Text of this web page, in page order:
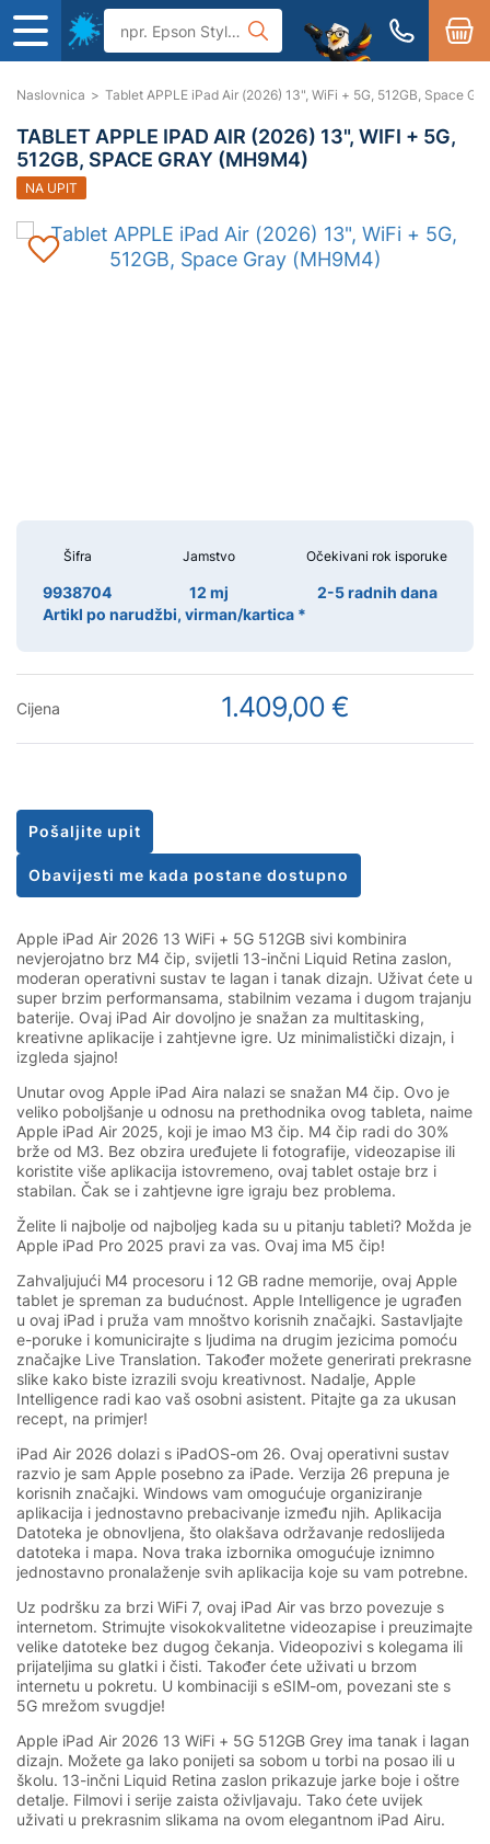
Naslovnica > Tablet APPLE iPad Air (2026) 13", WiFi + 5G, 512GB, Space
Apple iPad Air 2026 13 WiFi + 5G 512GB sivi kombinira
nevjerojatno brz M4 čip, svijetli 13-inčni Liquid Retina zaslon,
moderan operativni sustav te lagan i tanak dizajn. Uživat ćete u
super brzim performansama, stabilnim vezama i dugom trajanju
baterije. Ovaj iPad Air dovoljno je snažan za multitasking,
kreativne aplikacije i zahtjevne igre. Uz minimalistički dizajn, i
izgleda sjajno!
Unutar ovog Apple iPad Aira nalazi se snažan M4 čip. Ovo je
veliko poboljšanje u odnosu na prethodnika ovog tableta, naime
Apple iPad Air 2025, koji je imao M3 čip. M4 čip radi do 30%
brže od M3. Bez obzira uređujete li fotografije, videozapise ili
koristite više aplikacija istovremeno, ovaj tablet ostaje brz i
stabilan. Čak se i zahtjevne igre igraju bez problema.
Želite li najbolje od najboljeg kada su u pitanju tableti? Možda je
Apple iPad Pro 2025 pravi za vas. Ovaj ima M5 čip!
Zahvaljujući M4 procesoru i 12 GB radne memorije, ovaj Apple
tablet je spreman za budućnost. Apple Intelligence je ugrađen
u ovaj iPad i pruža vam mnoštvo korisnih značajki. Sastavljajte
e-poruke i komunicirajte s ljudima na drugim jezicima pomoću
značajke Live Translation. Također možete generirati prekrasne
slike kako biste izrazili svoju kreativnost. Nadalje, Apple
Intelligence radi kao vaš osobni asistent. Pitajte ga za ukusan
recept, na primjer!
iPad Air 2026 dolazi s iPadOS-om 26. Ovaj operativni sustav
razvio je sam Apple posebno za iPade. Verzija 26 prepuna je
korisnih značajki. Windows vam omogućuje organiziranje
aplikacija i jednostavno prebacivanje između njih. Aplikacija
Datoteka je obnovljena, što olakšava održavanje redoslijeda
datoteka i mapa. Nova traka izbornika omogućuje iznimno
jednostavno pronalaženje svih aplikacija koje su vam potrebne.
Uz podršku za brzi WiFi 7, ovaj iPad Air vas brzo povezuje s
internetom. Strimujte visokokvalitetne videozapise i preuzimajte
velike datoteke bez dugog čekanja. Videopozivi s kolegama ili
prijateljima su glatki i čisti. Također ćete uživati u brzom
internetu u pokretu. U kombinaciji s eSIM-om, povezani ste s
5G mrežom svugdje!
Apple iPad Air 2026 13 WiFi + 5G 512GB Grey ima tanak i lagan
dizajn. Možete ga lako ponijeti sa sobom u torbi na posao ili u
školu. 13-inčni Liquid Retina zaslon prikazuje jarke boje i oštre
detalje. Filmovi i serije zaista oživljavaju. Tako ćete uvijek
uživati u prekrasnim slikama na ovom elegantnom iPad Airu.
TABLET APPLE IPAD AIR (2026) 13", WIFI + 5G,
512GB, SPACE GRAY (MH9M4)
NA UPIT
Šifra
9938704
Jamstvo
12 mj
Očekivani rok isporuke
2-5 radnih dana
Artikl po narudžbi, virman/kartica *
Cijena 1.409,00 €
Pošaljite upit
Obavijesti me kada postane dostupno